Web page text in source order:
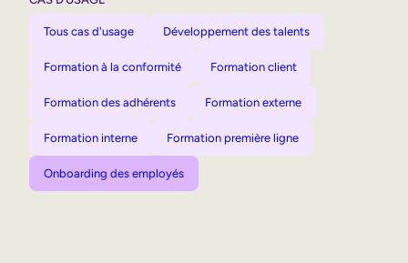
Tous cas d'usage Développement des talents
Formation à la conformité Formation client
Formation des adhérents Formation externe
Formation interne Formation première ligne
Onboarding des employés